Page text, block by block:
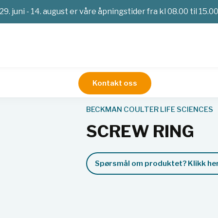
29. juni - 14. august er våre åpningstider fra kl 08.00 til 15.00
Kontakt oss
SCREW RING
BECKMAN COULTER LIFE SCIENCES
SCREW RING
Spørsmål om produktet? Klikk